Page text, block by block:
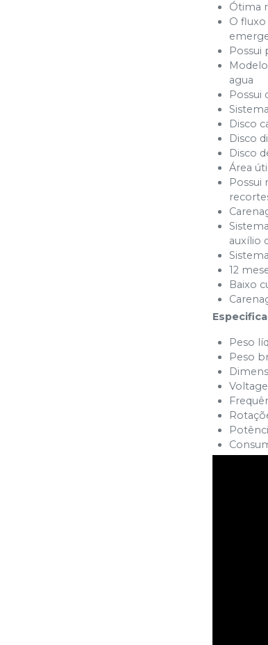
Ótima
O
Possui
agua
Possui
Disco
Disco
Disco
Área
Possui
auxílio
12
Baixo
Peso
Peso